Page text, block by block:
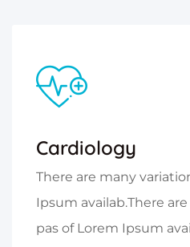
Cardiology
There are many
Ipsum availab.There
pas of Lorem Ipsum